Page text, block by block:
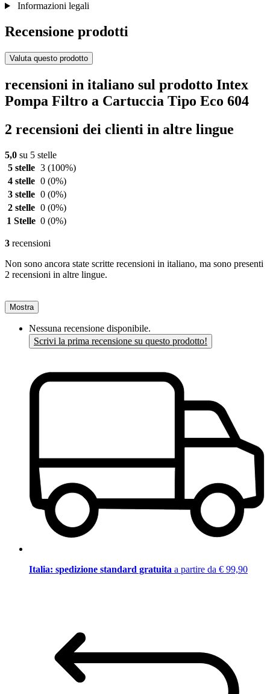
Informazioni legali
Recensione prodotti
Valuta questo prodotto
recensioni in italiano sul prodotto Intex
Pompa Filtro a Cartuccia Tipo Eco 604
2 recensioni dei clienti in altre lingue
5,0 su 5 stelle
5 stelle 3 (100%)
4 stelle 0 (0%)
3 stelle 0 (0%)
2 stelle 0 (0%)
1 Stelle 0 (0%)
3 recensioni
Non sono ancora state scritte recensioni in italiano, ma sono presenti
2 recensioni in altre lingue.
Mostra
Nessuna recensione disponibile.
Scrivi la prima recensione su questo prodotto!
Italia: spedizione standard gratuita a partire da € 99,90